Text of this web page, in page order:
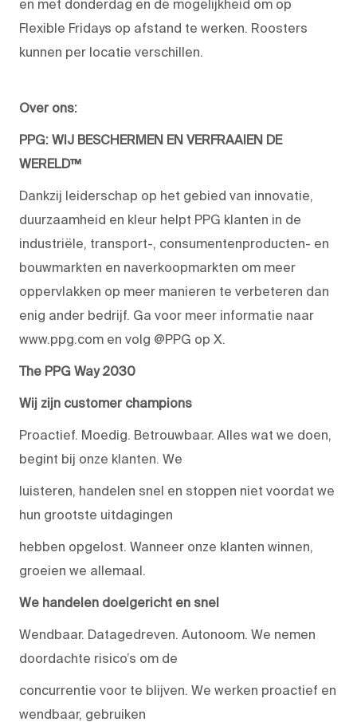
en met donderdag en de mogelijkheid om op
Flexible Fridays op afstand te werken. Roosters
kunnen per locatie verschillen.
Over ons:
PPG: WIJ BESCHERMEN EN VERFRAAIEN DE
WERELD™
Dankzij leiderschap op het gebied van innovatie,
duurzaamheid en kleur helpt PPG klanten in de
industriële, transport-, consumentenproducten- en
bouwmarkten en naverkoopmarkten om meer
oppervlakken op meer manieren te verbeteren dan
enig ander bedrijf. Ga voor meer informatie naar
www.ppg.com en volg @PPG op X.
The PPG Way 2030
Wij zijn customer champions
Proactief. Moedig. Betrouwbaar. Alles wat we doen,
begint bij onze klanten. We
luisteren, handelen snel en stoppen niet voordat we
hun grootste uitdagingen
hebben opgelost. Wanneer onze klanten winnen,
groeien we allemaal.
We handelen doelgericht en snel
Wendbaar. Datagedreven. Autonoom. We nemen
doordachte risico’s om de
concurrentie voor te blijven. We werken proactief en
wendbaar, gebruiken